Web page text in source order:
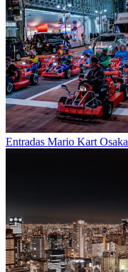
Entradas Mario Kart Osaka